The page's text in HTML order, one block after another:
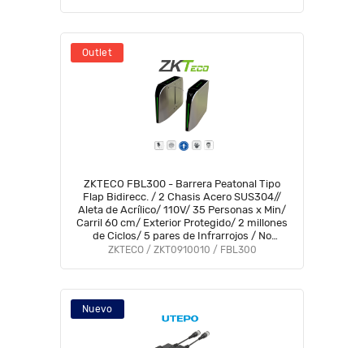
Outlet
ZKTECO FBL300 - Barrera Peatonal Tipo
Flap Bidirecc. / 2 Chasis Acero SUS304//
Aleta de Acrílico/ 110V/ 35 Personas x Min/
Carril 60 cm/ Exterior Protegido/ 2 millones
de Ciclos/ 5 pares de Infrarrojos / No
cuenta con Lectores y Panel
ZKTECO / ZKT0910010 / FBL300
Nuevo